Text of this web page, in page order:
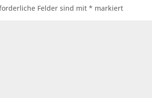
Felder sind mit* markiert